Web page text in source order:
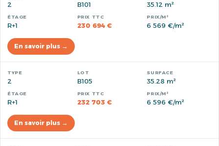
2 B101 35.12 m²
R+1 230 694 € 6 569 €/m²
En savoir plus →
2 B105 35.28 m²
R+1 232 703 € 6 596 €/m²
En savoir plus →